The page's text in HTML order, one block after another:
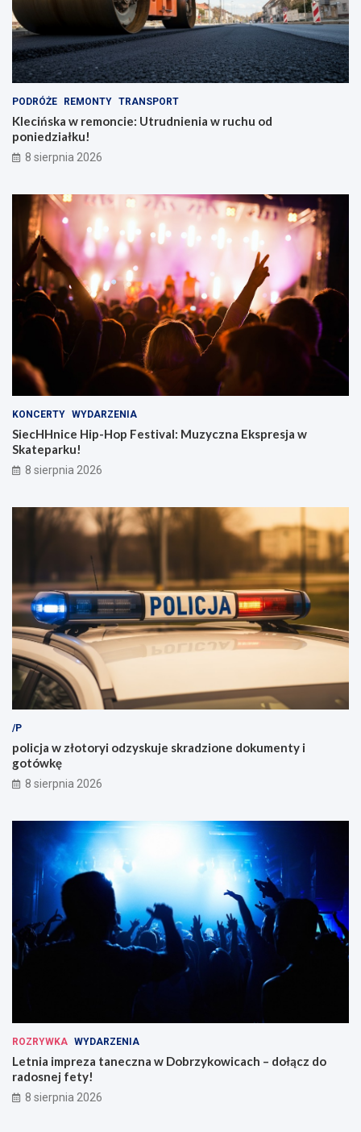
PODRÓŻE REMONTY TRANSPORT
Klecińska w remoncie: Utrudnienia w ruchu od
poniedziałku!
8 sierpnia 2026
KONCERTY WYDARZENIA
SiecHHnice Hip-Hop Festival: Muzyczna Ekspresja w
Skateparku!
8 sierpnia 2026
/P
policja w złotoryi odzyskuje skradzione dokumenty i
gotówkę
8 sierpnia 2026
ROZRYWKA WYDARZENIA
Letnia impreza taneczna w Dobrzykowicach – dołącz do
radosnej fety!
8 sierpnia 2026